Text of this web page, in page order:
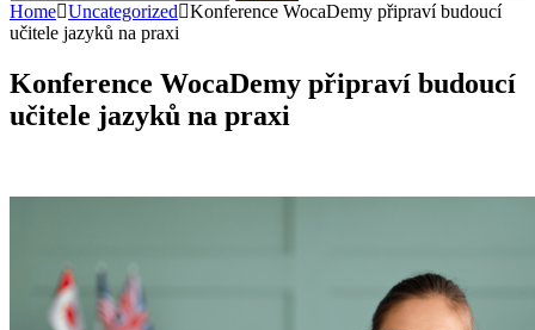
Home Uncategorized
Konference WocaDemy připraví budoucí
učitele jazyků na praxi
Konference WocaDemy připraví budoucí
učitele jazyků na praxi